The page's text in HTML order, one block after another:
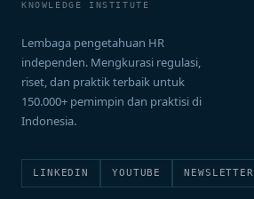
KNOWLEDGE INSTITUTE
Lembaga pengetahuan HR
independen. Mengkurasi regulasi,
riset, dan praktik terbaik untuk
150.000+ pemimpin dan praktisi di
Indonesia.
LINKEDIN YOUTUBE NEWSLETTER